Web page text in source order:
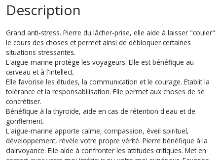
Description
Grand anti-stress. Pierre du lâcher-prise, elle aide à laisser "couler"
le cours des choses et permet ainsi de débloquer certaines
situations stressantes.
L'aigue-marine protège les voyageurs. Elle est bénéfique au
cerveau et à l'intellect.
Elle favorise les études, la communication et le courage. Etablit la
tolérance et la responsabilisation. Elle permet aux choses de se
concrétiser.
Bénéfique à la thyroïde, aide en cas de rétention d'eau et de
gonflement.
L'aigue-marine apporte calme, compassion, éveil spirituel,
développement, révèle votre propre vérité. Pierre bénéfique à la
clairvoyance. Elle aide à confronter les attitudes critiques. Met en